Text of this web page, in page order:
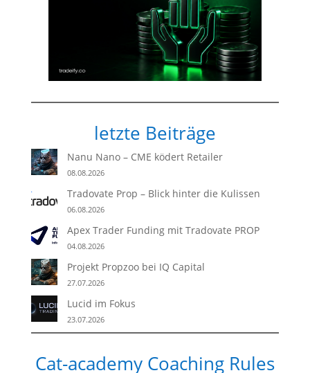
letzte Beiträge
Nanu Nano – CME ködert Retailer
08.08.2026
Tradovate Prop – Blick hinter die Kulissen
06.08.2026
Apex Trader Funding mit Tradovate PROP
04.08.2026
Projekt Propzoo bei IQ Capital
27.07.2026
Lucid im Fokus
23.07.2026
Cat-academy Coaching Rules